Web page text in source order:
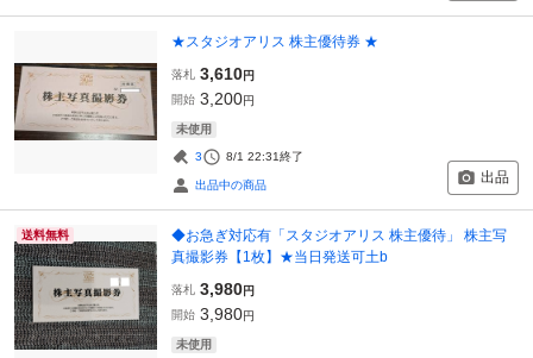
★スタジオアリス 株主優待券 ★
落札 3,610円
開始 3,200円
未使用
3 8/1 22:31終了
出品中の商品 出品
送料無料
◆お急ぎ対応有「スタジオアリス 株主優待」 株主写
真撮影券【1枚】★当日発送可土b
落札 3,980円
開始 3,980円
未使用